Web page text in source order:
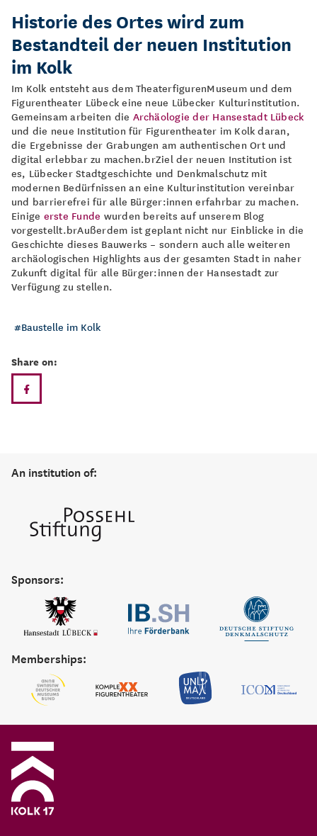
Historie des Ortes wird zum
Bestandteil der neuen Institution
im Kolk
Im Kolk entsteht aus dem TheaterfigurenMuseum und dem
Figurentheater Lübeck eine neue Lübecker Kulturinstitution.
Gemeinsam arbeiten die Archäologie der Hansestadt Lübeck
und die neue Institution für Figurentheater im Kolk daran,
die Ergebnisse der Grabungen am authentischen Ort und
digital erlebbar zu machen.brZiel der neuen Institution ist
es, Lübecker Stadtgeschichte und Denkmalschutz mit
modernen Bedürfnissen an eine Kulturinstitution vereinbar
und barrierefrei für alle Bürger:innen erfahrbar zu machen.
Einige erste Funde wurden bereits auf unserem Blog
vorgestellt.brAußerdem ist geplant nicht nur Einblicke in die
Geschichte dieses Bauwerks – sondern auch alle weiteren
archäologischen Highlights aus der gesamten Stadt in naher
Zukunft digital für alle Bürger:innen der Hansestadt zur
Verfügung zu stellen.
Baustelle im Kolk
Share on:
An institution of:
Sponsors:
Memberships: